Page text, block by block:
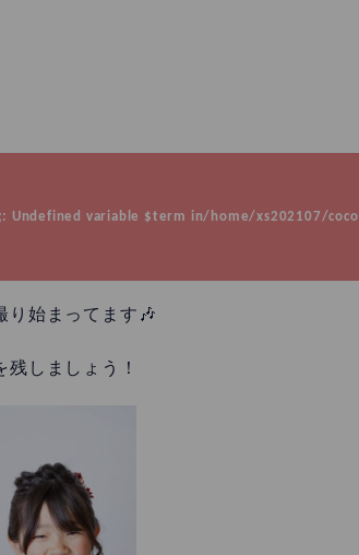
: Undefined variable $term in/home/xs202107/
り始まってます🎶
残しましょう！